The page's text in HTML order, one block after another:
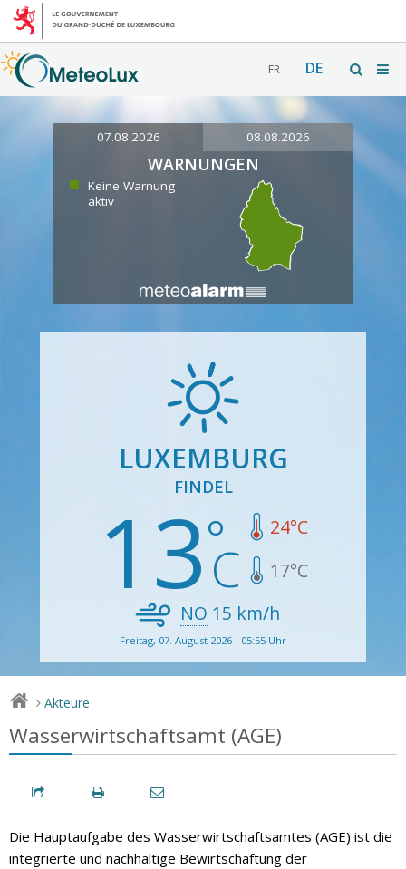
FR DE
07.08.2026 08.08.2026
WARNUNGEN
Keine Warnung
aktiv
LUXEMBURG
FINDEL
13 24°C
17°C
NO 15 km/h
Freitag, 07. August 2026 - 05:55 Uhr
> Akteure
Wasserwirtschaftsamt (AGE)
Die Hauptaufgabe des Wasserwirtschaftsamtes (AGE) ist die
integrierte und nachhaltige Bewirtschaftung der